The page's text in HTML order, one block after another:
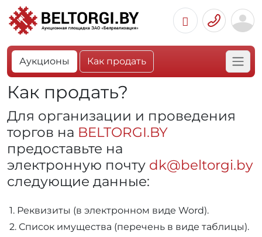
Аукционы Как продать
Как продать?
Для организации и проведения
торгов на BELTORGI.BY
предоставьте на
электронную почту dk@beltorgi.by
следующие данные:
1. Реквизиты (в электронном виде Word).
2. Список имущества (перечень в виде таблицы).